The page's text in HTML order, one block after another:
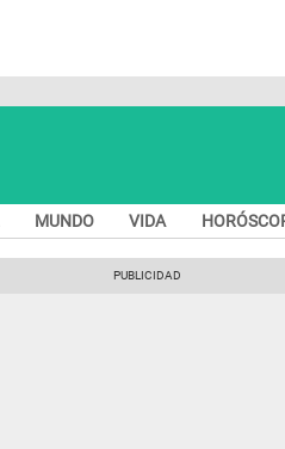
MUNDO VIDA